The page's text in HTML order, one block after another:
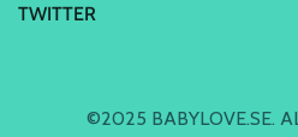
TWITTER
©2025 BABYLOVE.SE.